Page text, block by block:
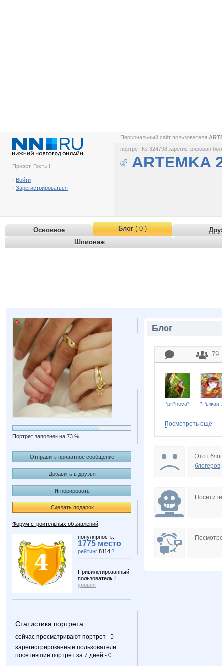
Привет, Гость !
- Войти
- Зарегистрироваться
Персональный сайт пользователя
портрет № 324798 зарегистрирован
ARTEMKA
Основное Блог( 0 )
Шпионаж
Портрет заполнен на 73 %
Отправить приватное сообщение
Добавить в друзья
Игнорировать
Сделать подарок
Форум строительных объявлений
популярность:
1775 место
рейтинг 8114 ?
Привилегированный
пользователь 4
уровня
Статистика портрета:
сейчас просматривают портрет - 0
зарегистрированные пользователи
посетившие портрет за 7 дней - 0
Блог
79
*pri*nova*
Kasiopeya
MS-180
Посмотреть ещё
Этот
блогеров.